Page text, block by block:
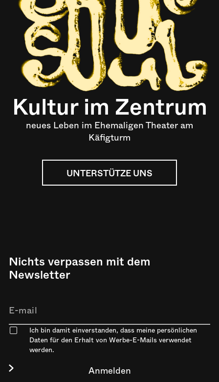
Kultur im Zentrum
neues Leben im Ehemaligen Theater am
Käfigturm
UNTERSTÜTZE UNS
Nichts verpassen mit dem
Newsletter
Ich bin damit einverstanden, dass meine persönlichen
Daten für den Erhalt von Werbe-E-Mails verwendet
werden.